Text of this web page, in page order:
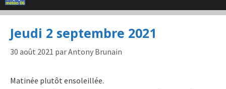
Jeudi 2 septembre 2021
30 août 2021 parAntony Brunain
Matinée plutôt ensoleillée.